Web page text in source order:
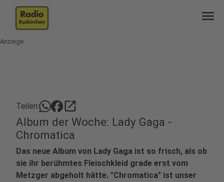
menu
Anzeige
Teilen: open_in_new
Album der Woche: Lady Gaga -
Chromatica
Das neue Album von Lady Gaga ist so frisch, als ob
sie ihr berühmtes Fleischkleid grade erst vom
Metzger abgeholt hätte. "Chromatica" ist unser